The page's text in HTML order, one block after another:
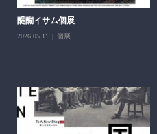
醍醐イサム個展
2026.05.11 個展